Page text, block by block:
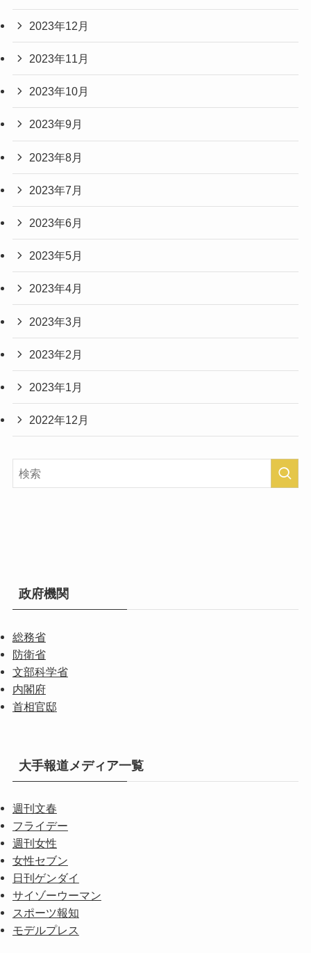
2023年12月
2023年11月
2023年10月
2023年9月
2023年8月
2023年7月
2023年6月
2023年5月
2023年4月
2023年3月
2023年2月
2023年1月
2022年12月
政府機関
総務省
防衛省
文部科学省
内閣府
首相官邸
大手報道メディア一覧
週刊文春
フライデー
週刊女性
女性セブン
日刊ゲンダイ
サイゾーウーマン
スポーツ報知
モデルプレス